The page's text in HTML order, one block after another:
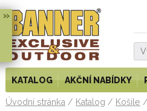
»
KATALOG AKČNÍ NABÍDKY
Úvodní stránka / Katalog / Košile /